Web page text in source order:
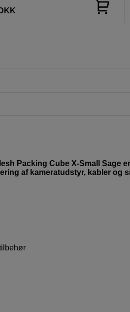
DKK
Packing Cube X-Small Sage
af kameratudstyr, kabler og